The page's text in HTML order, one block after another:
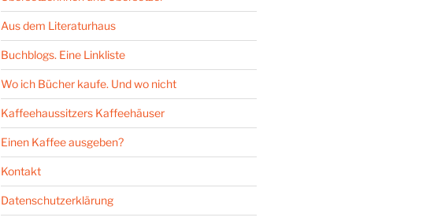
Aus dem Literaturhaus
Buchblogs. Eine Linkliste
Wo ich Bücher kaufe. Und wo nicht
Kaffeehaussitzers Kaffeehäuser
Einen Kaffee ausgeben?
Kontakt
Datenschutzerklärung